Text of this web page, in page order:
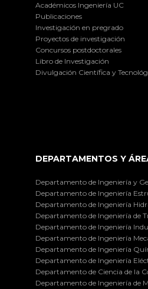
Académicos Ingeniería UC
Publicaciones
Investigación en pregrado
Proyectos de investigación
Concursos postdoctorales
Libro de Investigación
Divulgación Científica y
DEPARTAMENTOS Y
Departamento de Ingeniería y
Departamento de Ingeniería
Departamento de Ingeniería
Departamento de Ingeniería de
Departamento de Ingeniería
Departamento de Ingeniería
Departamento de Ingeniería
Departamento de Ingeniería
Departamento de Ciencia de la
Departamento de Ingeniería de